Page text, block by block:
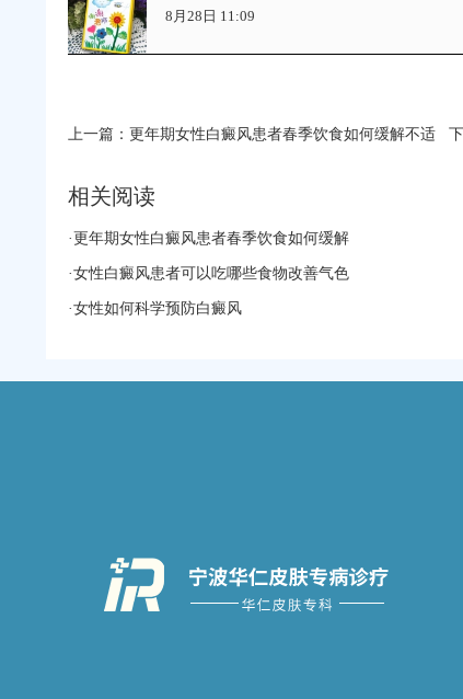
8月28日 11:09
上一篇： 更年期女性白癜风患者春季饮食如何缓解不适 下
相关阅读
· 更年期女性白癜风患者春季饮食如何缓解
·女性白癜风患者可以吃哪些食物改善气色
·女性如何科学预防白癜风